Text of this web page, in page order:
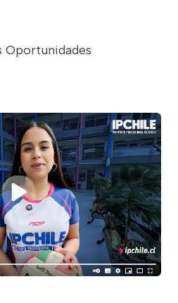
Oportunidades